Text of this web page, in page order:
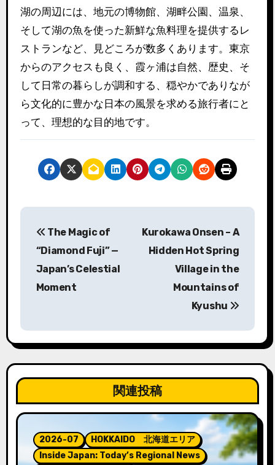
湖の周辺には、地元の博物館、湖畔公園、温泉、
そして湖の魚を使った新鮮な魚料理を提供するレ
ストランなど、見どころが数多くあります。東京
からのアクセスも良く、霞ヶ浦は自然、歴史、そ
して日常の暮らしが調和する、穏やかでありなが
ら文化的に豊かな日本の風景を求める旅行者にと
って、理想的な目的地です。
稿
ナ
ビ
ー
シ
ン
The Magic of
“Diamond Fuji” —
Japan’s Celestial
Moment
Kurokawa Onsen – A
Hidden Hot Spring
Village in the
Mountains of
Kyushu
関連投稿
2026-07
HOKKAIDO 北海道エリア
Inside Japan: Today’s Regional News